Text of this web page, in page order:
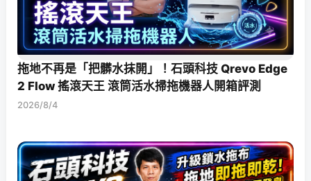
拖地不再是「把髒水抹開」！石頭科技 Qrevo Edge
2 Flow 搖滾天王 滾筒活水掃拖機器人開箱評測
2026/8/4